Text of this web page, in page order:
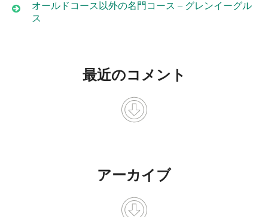
オールドコース以外の名門コース – グレンイーグル
ス
最近のコメント
アーカイブ